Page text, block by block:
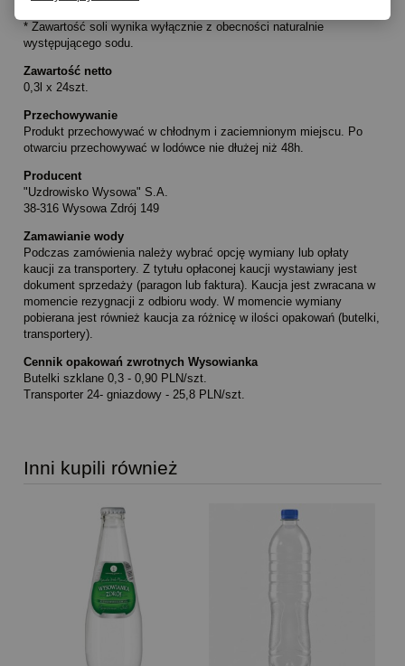
* Zawartość soli wynika wyłącznie z obecności naturalnie
występującego sodu.
Zawartość netto
0,3l x 24szt.
Przechowywanie
Produkt przechowywać w chłodnym i zaciemnionym miejscu. Po
otwarciu przechowywać w lodówce nie dłużej niż 48h.
Producent
"Uzdrowisko Wysowa" S.A.
38-316 Wysowa Zdrój 149
Zamawianie wody
Podczas zamówienia należy wybrać opcję wymiany lub opłaty
kaucji za transportery. Z tytułu opłaconej kaucji wystawiany jest
dokument sprzedaży (paragon lub faktura). Kaucja jest zwracana w
momencie rezygnacji z odbioru wody. W momencie wymiany
pobierana jest również kaucja za różnicę w ilości opakowań (butelki,
transportery).
Cennik opakowań zwrotnych Wysowianka
Butelki szklane 0,3 - 0,90 PLN/szt.
Transporter 24- gniazdowy - 25,8 PLN/szt.
Inni kupili również